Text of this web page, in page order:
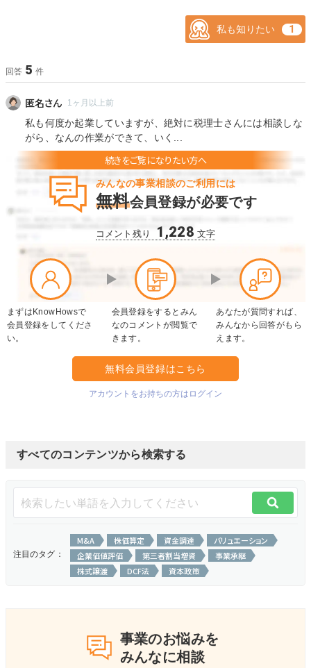
私も知りたい
回答 5 件
匿名さん 1ヶ月以上前
私も何度か起業していますが、絶対に税理士さんには相談しな
がら、なんの作業ができて、いく...
みんなの事業相談のご利用には
無料会員登録が必要です
コメント残り 1,228 文字
まずはKnowHowsで
会員登録をしてくださ
い。
会員登録をするとみん
なのコメントが閲覧で
きます。
あなたが質問すれば、
みんなから回答がもら
えます。
無料会員登録はこちら
アカウントをお持ちの方はログイン
すべてのコンテンツから検索する
注目のタグ：
M&A 株価算定 資金調達
バリュエーション
企業価値評価
第三者割当増資
事業承継
株式譲渡
DCF法 資本政策
事業のお悩みを
みんなに相談